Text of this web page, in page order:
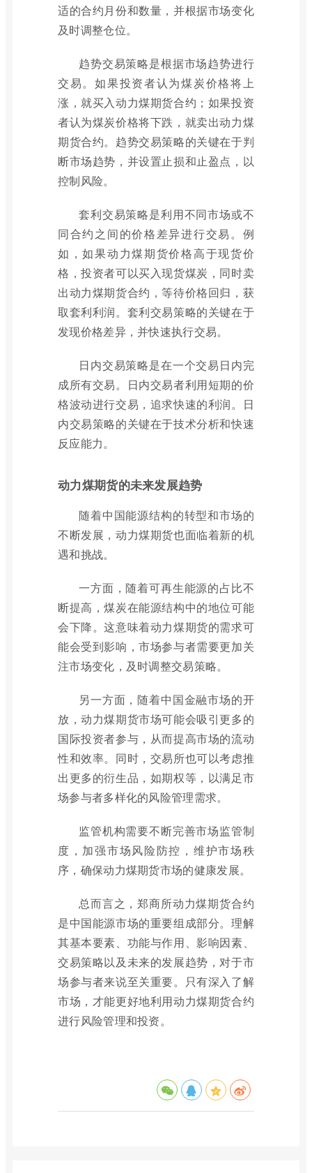
适的合约月份和数量，并根据市场变化
及时调整仓位。
趋势交易策略是根据市场趋势进行
交易。如果投资者认为煤炭价格将上
涨，就买入动力煤期货合约；如果投资
者认为煤炭价格将下跌，就卖出动力煤
期货合约。趋势交易策略的关键在于判
断市场趋势，并设置止损和止盈点，以
控制风险。
套利交易策略是利用不同市场或不
同合约之间的价格差异进行交易。例
如，如果动力煤期货价格高于现货价
格，投资者可以买入现货煤炭，同时卖
出动力煤期货合约，等待价格回归，获
取套利利润。套利交易策略的关键在于
发现价格差异，并快速执行交易。
日内交易策略是在一个交易日内完
成所有交易。日内交易者利用短期的价
格波动进行交易，追求快速的利润。日
内交易策略的关键在于技术分析和快速
反应能力。
动力煤期货的未来发展趋势
随着中国能源结构的转型和市场的
不断发展，动力煤期货也面临着新的机
遇和挑战。
一方面，随着可再生能源的占比不
断提高，煤炭在能源结构中的地位可能
会下降。这意味着动力煤期货的需求可
能会受到影响，市场参与者需要更加关
注市场变化，及时调整交易策略。
另一方面，随着中国金融市场的开
放，动力煤期货市场可能会吸引更多的
国际投资者参与，从而提高市场的流动
性和效率。同时，交易所也可以考虑推
出更多的衍生品，如期权等，以满足市
场参与者多样化的风险管理需求。
监管机构需要不断完善市场监管制
度，加强市场风险防控，维护市场秩
序，确保动力煤期货市场的健康发展。
总而言之，郑商所动力煤期货合约
是中国能源市场的重要组成部分。理解
其基本要素、功能与作用、影响因素、
交易策略以及未来的发展趋势，对于市
场参与者来说至关重要。只有深入了解
市场，才能更好地利用动力煤期货合约
进行风险管理和投资。